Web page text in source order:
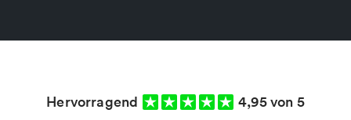
Hervorragend 4,95 von 5